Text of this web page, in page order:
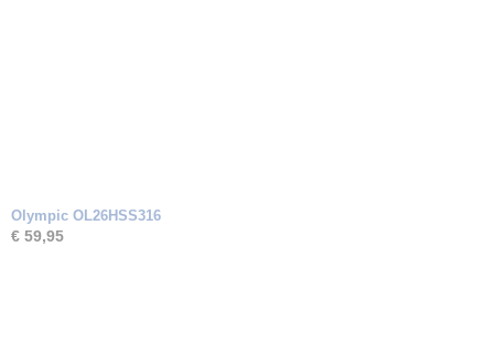
Olympic OL26HSS316
€ 59,95